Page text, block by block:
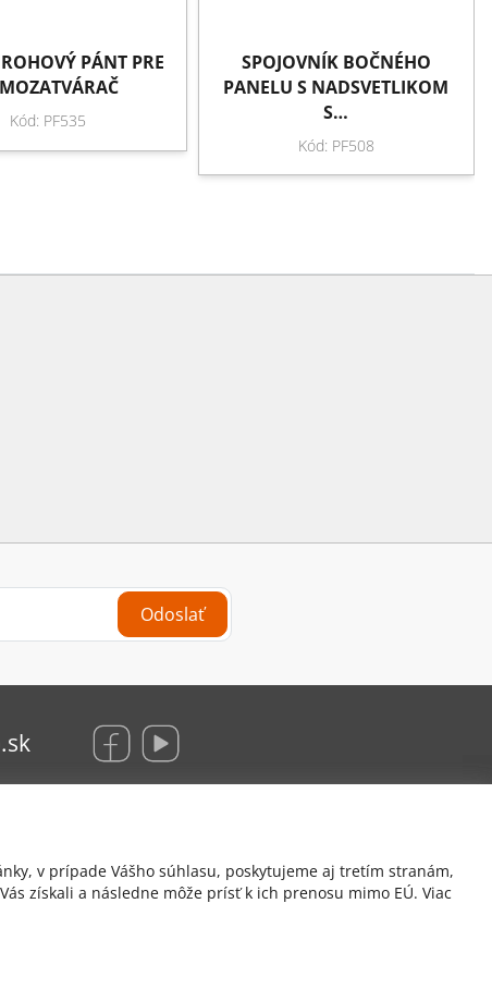
PÁNT PRE
Kód: PF535
SPOJOVNÍK BOČNÉHO
PANELU S NADSVETLIKOM
S…
Kód: PF508
Odoslať
Hrachová 12/B
v prípade Vášho súhlasu, poskytujeme aj tretím stranám,
získali a následne môže prísť k ich prenosu mimo EÚ. Viac